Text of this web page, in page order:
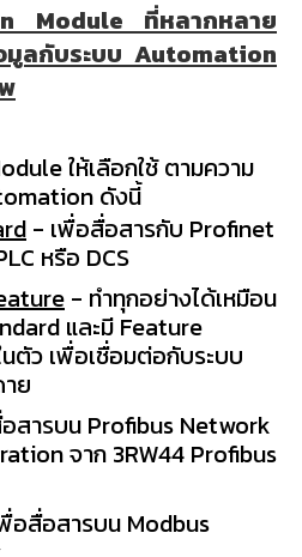
Module ที่หลากหลาย
มูลกับระบบ Automation
ให้เลือกใช้ ตามความ
ดังนี้
- เพื่อสื่อสารกับ Profinet
หรือ DCS
- ทำทุกอย่างได้เหมือน
และมี Feature
นตัว เพื่อเชื่อมต่อกับระบบ
ย
สารบน Profibus Network
จาก 3RW44 Profibus
อสื่อสารบน Modbus